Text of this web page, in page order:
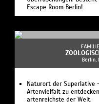
Escape Room Berlin!
Berlin,
Naturort der Superlative
Artenvielfalt zu
artenreichste der Welt.